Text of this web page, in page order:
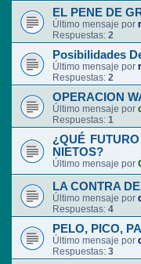
EL PENE DE
Último mensaje por
Respuestas: 2
Posibilidades
Último mensaje por
Respuestas: 2
OPERACION
Último mensaje por
Respuestas: 1
¿QUÉ
NIETOS?
Último mensaje por
LA CONTRA
Último mensaje por
Respuestas: 4
PELO, PICO,
Último mensaje por
Respuestas: 3